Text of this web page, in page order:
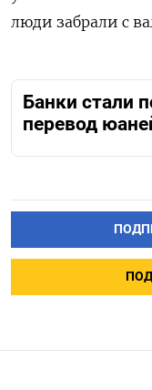
люди забрали с
Банки стали
перевод